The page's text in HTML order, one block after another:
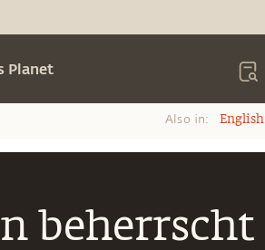
Planet
beherrscht
Also in: English